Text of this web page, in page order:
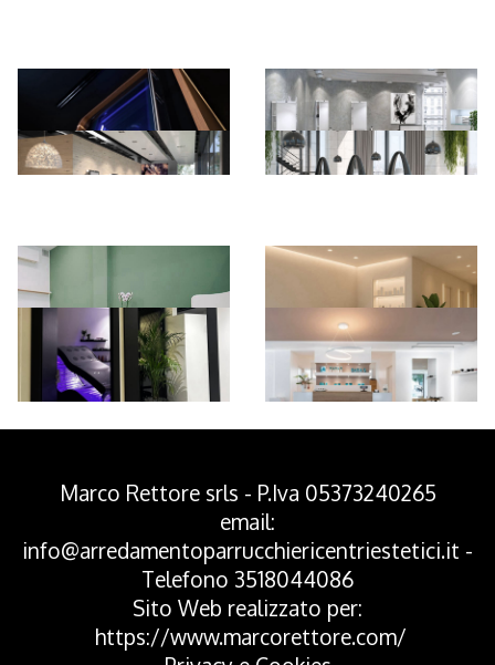
Marco Rettore srls - P.Iva 05373240265
email:
info@arredamentoparrucchiericentriestetici.it -
Telefono 3518044086
Sito Web realizzato per:
https://www.marcorettore.com/